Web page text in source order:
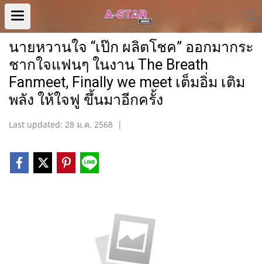
นายหวานใจ “เป๊ก ผลิตโชค” ออกมากระ
ชากใจแฟนๆ ในงาน The Breath
Fanmeet, Finally we meet เต็มอิ่ม เติม
พลัง ให้ใจฟู ขึ้นมาอีกครั้ง
Last updated: 28 ม.ค. 2568 |